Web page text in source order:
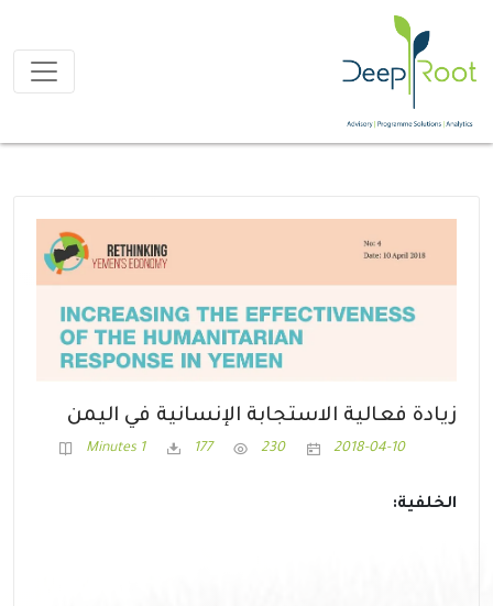
زيادة فعالية الاستجابة الإنسانية في اليمن
2018-04-10
230
177
1 Minutes
الخلفية: